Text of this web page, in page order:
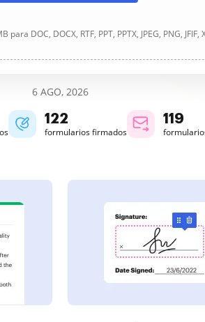
DOC, DOCX, RTF, PPT, PPTX, JPEG, PNG, JFIF,
6 AGO, 2026
122
formularios firmados
119